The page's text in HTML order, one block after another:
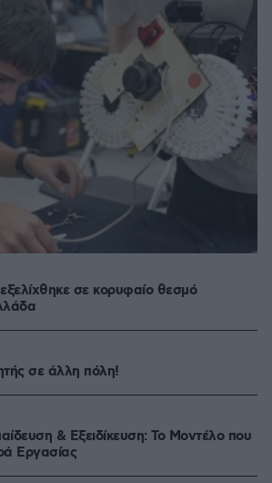
σε κορυφαίο θεσμό
σε άλλη πόλη!
& Εξειδίκευση: Το Mοντέλο που
Eργασίας